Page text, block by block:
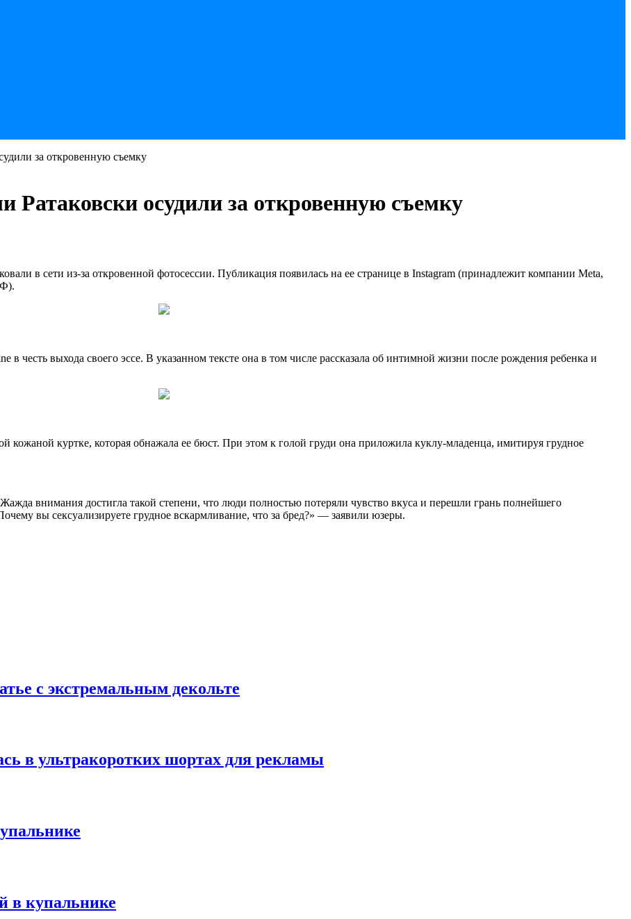
за откровенную съемку
осудили за откровенную съемку
в сети из-за откровенной фотосессии. Публикация появилась на ее странице в Instagram (принадлежит компании Meta,
в честь выхода своего эссе. В указанном тексте она в том числе рассказала об интимной жизни после рождения ребенка и
кожаной куртке, которая обнажала ее бюст. При этом к голой груди она приложила куклу-младенца, имитируя грудное
внимания достигла такой степени, что люди полностью потеряли чувство вкуса и перешли грань полнейшего
вы сексуализируете грудное вскармливание, что за бред?» — заявили юзеры.
с экстремальным декольте
в ультракоротких шортах для рекламы
в купальнике